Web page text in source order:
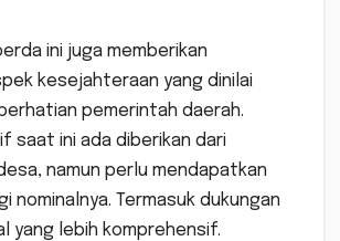
ini juga memberikan
kesejahteraan yang dinilai
pemerintah daerah.
saat ini ada diberikan dari
namun perlu mendapatkan
nominalnya. Termasuk dukungan
yang lebih komprehensif.